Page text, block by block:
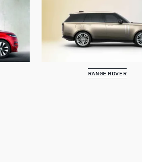
RANGE ROVER